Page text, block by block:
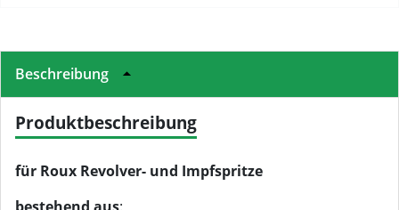
Beschreibung
Produktbeschreibung
für Roux Revolver- und Impfspritze